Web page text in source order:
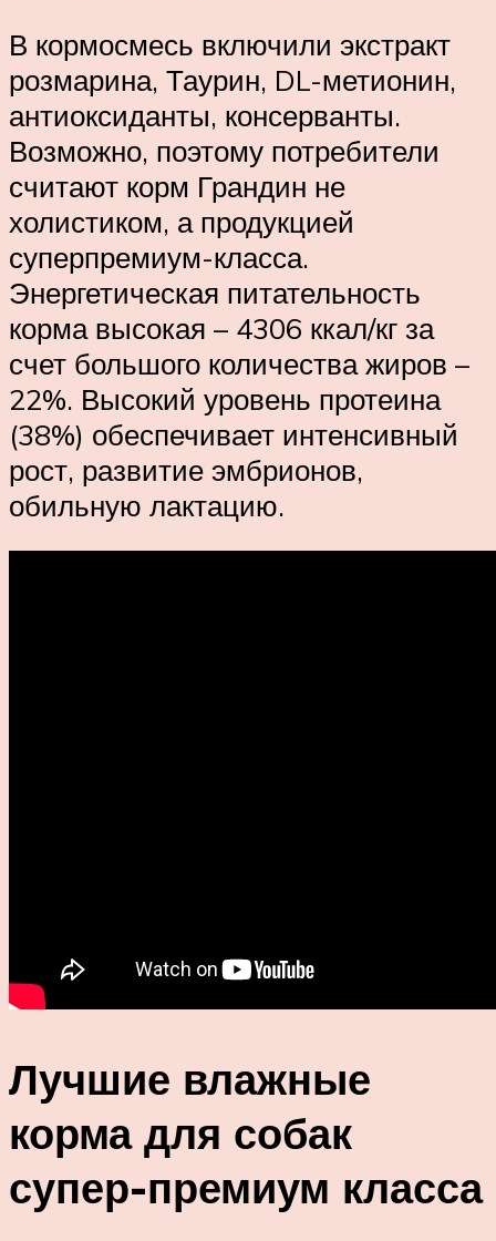
В кормосмесь включили экстракт
розмарина, Таурин, DL-метионин,
антиоксиданты, консерванты.
Возможно, поэтому потребители
считают корм Грандин не
холистиком, а продукцией
суперпремиум-класса.
Энергетическая питательность
корма высокая – 4306 ккал/кг за
счет большого количества жиров –
22%. Высокий уровень протеина
(38%) обеспечивает интенсивный
рост, развитие эмбрионов,
обильную лактацию.
Лучшие влажные
корма для собак
супер-премиум класса